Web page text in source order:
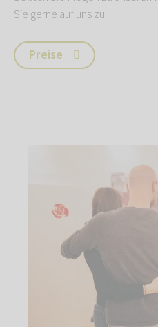
Sie gerne auf uns zu.
Preise